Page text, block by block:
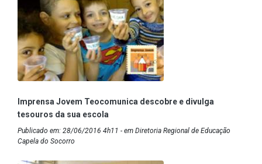
Imprensa Jovem Teocomunica descobre e divulga
tesouros da sua escola
Publicado em: 28/06/2016 4h11 - em Diretoria Regional de Educação
Capela do Socorro